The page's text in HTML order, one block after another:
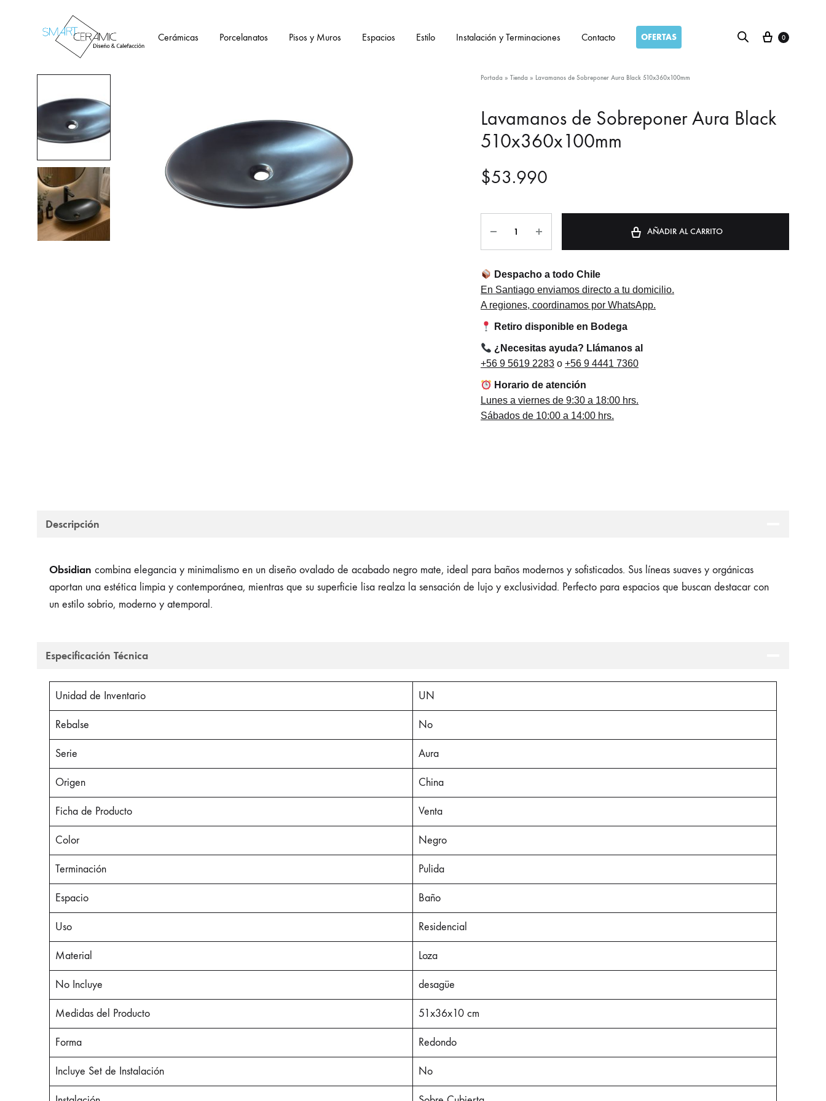
Cerámicas Porcelanatos Pisos y Muros Espacios Estilo Instalación y Terminaciones Contacto OFERTAS Carro
0
Portada » Tienda » Lavamanos de Sobreponer Aura Black 510x360x100mm
Lavamanos de Sobreponer Aura Black
510x360x100mm
$53.990
AÑADIR AL CARRITO
Despacho a todo Chile
En Santiago enviamos directo a tu domicilio.
A regiones, coordinamos por WhatsApp.
Retiro disponible en Bodega
¿Necesitas ayuda? Llámanos al
+56 9 5619 2283 o +56 9 4441 7360
Horario de atención
Lunes a viernes de 9:30 a 18:00 hrs.
Sábados de 10:00 a 14:00 hrs.
Descripción
Obsidian combina elegancia y minimalismo en un diseño ovalado de acabado negro mate, ideal para baños modernos y sofisticados. Sus líneas suaves y orgánicas
aportan una estética limpia y contemporánea, mientras que su superficie lisa realza la sensación de lujo y exclusividad. Perfecto para espacios que buscan destacar con
un estilo sobrio, moderno y atemporal.
Especificación Técnica
Unidad de Inventario UN
Rebalse No
Serie Aura
Origen China
Ficha de Producto Venta
Color Negro
Terminación Pulida
Espacio Baño
Uso Residencial
Material Loza
No Incluye desagüe
Medidas del Producto 51x36x10 cm
Forma Redondo
Incluye Set de Instalación No